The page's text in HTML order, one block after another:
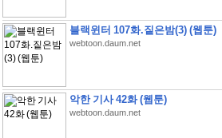
블랙윈터 107화.짙은밤(3) (웹툰)
webtoon.daum.net
악한 기사 42화 (웹툰)
webtoon.daum.net